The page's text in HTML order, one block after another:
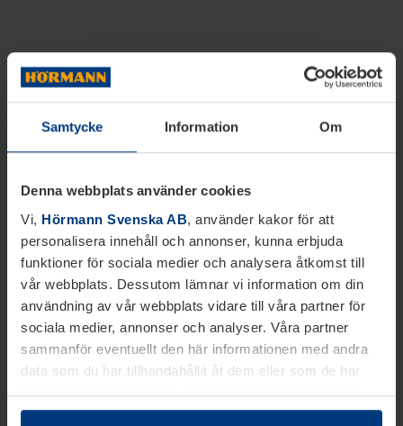
Samtycke Information Om
Denna webbplats använder cookies
Vi, Hörmann Svenska AB, använder kakor för att
personalisera innehåll och annonser, kunna erbjuda
funktioner för sociala medier och analysera åtkomst till
vår webbplats. Dessutom lämnar vi information om din
användning av vår webbplats vidare till våra partner för
sociala medier, annonser och analyser. Våra partner
sammanför eventuellt den här informationen med andra
data som du har tillhandahållit åt dem eller som de har
samlat in inom ramen för din användning av tjänsterna.
Juridiskt kan vi lagra kakor på din enhet, om de är